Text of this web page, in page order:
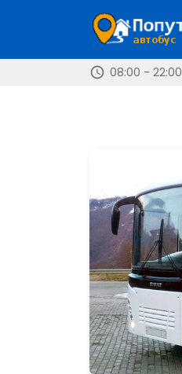
08:00 - 22:00